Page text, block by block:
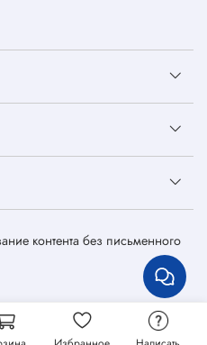
контента без письменного